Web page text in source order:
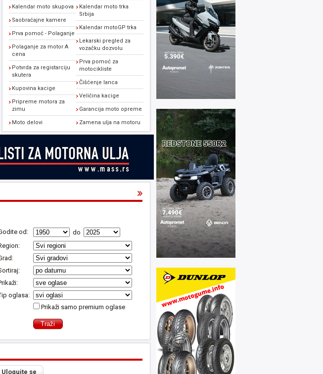
Kalendar moto skupova
Saobraćajne kamere
Prva pomoć - Polaganje
Polaganje za motor A
cena
Potvrda za registarciju
skutera
Kupovina kacige
Pripreme motora za
zimu
Moto delovi
Kalendar moto trka
Srbija
Kalendar motoGP trka
Lekarski pregled za
vozačku dozvolu
Prva pomoć za
motocikliste
Čišćenje lanca
Veličina kacige
Garancija moto opreme
Zamena ulja na motoru
od:
do
oglasa:
Prikaži samo premium oglase
Ulogujte se